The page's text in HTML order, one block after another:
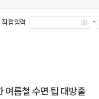
직접입력 ~
여름철 수면 팁 대방출